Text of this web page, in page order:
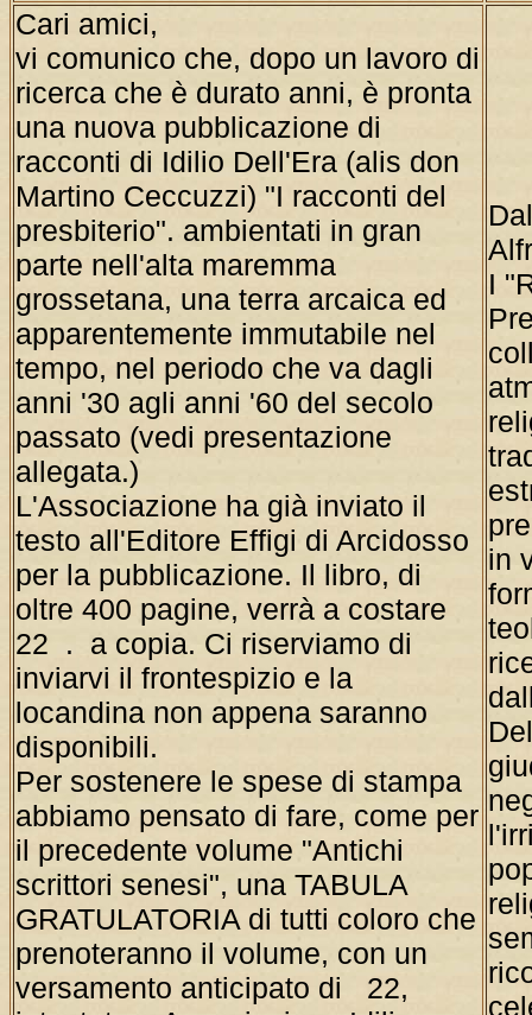
Cari amici,
vi comunico che, dopo un lavoro di
ricerca che è durato anni, è pronta
una nuova pubblicazione di
racconti di Idilio Dell'Era (alis don
Martino Ceccuzzi) "I racconti del
presbiterio". ambientati in gran
parte nell'alta maremma
grossetana, una terra arcaica ed
apparentemente immutabile nel
tempo, nel periodo che va dagli
anni '30 agli anni '60 del secolo
passato (vedi presentazione
allegata.)
L'Associazione ha già inviato il
testo all'Editore Effigi di Arcidosso
per la pubblicazione. Il libro, di
oltre 400 pagine, verrà a costare
22 . a copia. Ci riserviamo di
inviarvi il frontespizio e la
locandina non appena saranno
disponibili.
Per sostenere le spese di stampa
abbiamo pensato di fare, come per
il precedente volume "Antichi
scrittori senesi", una TABULA
GRATULATORIA di tutti coloro che
prenoteranno il volume, con un
versamento anticipato di 22,
I
in